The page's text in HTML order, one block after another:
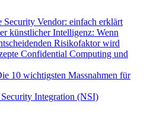
Security Vendor: einfach erklärt
künstlicher Intelligenz: Wenn
Risikofaktor wird
Confidential Computing und
10 wichtigsten Massnahmen für
Integration (NSI)